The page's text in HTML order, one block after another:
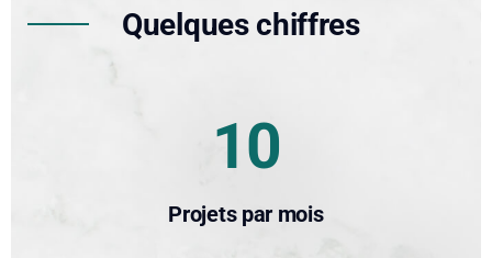
Quelques chiffres
10
Projets par mois